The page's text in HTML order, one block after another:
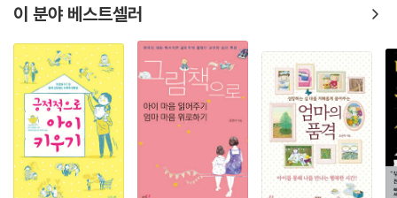
감을 느낀다. 아이에게 가장 필요한 것은 엄마의 정보력이 아닌 사랑이다.
아이의 학습 플래너, 전략가이기 전에 좋은 엄마여야 한다.
지금 아이는 행복한 어른이 될 중요한 시기를 조각 중이다. 그 시간을 걷고
있다. ‘골든타임’이다. 부모로 있어줄 때, 아이는 자존감을 키운다. 아이를
믿고, 기뻐하며, 향유할 때 마음의 근육이 쌓인다. 자존감의 힘을 알면 절대
이 시기를 놓치지 않는다. 있는 힘을 다해 사랑하고, 최선을 다해 자유롭게
할 것이다. 아이에게 선택권을 주고 책임지게 할 것이다. 좋아하는 것에 몰
입하게 한다. 충분히 성공하고 실패할 수 있도록 시간을 허락할 것이다.
--- p.186
이 분야 베스트셀러